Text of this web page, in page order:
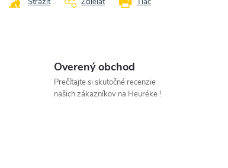
Overený obchod
Prečítajte si skutočné recenzie
našich zákazníkov na Heuréke !